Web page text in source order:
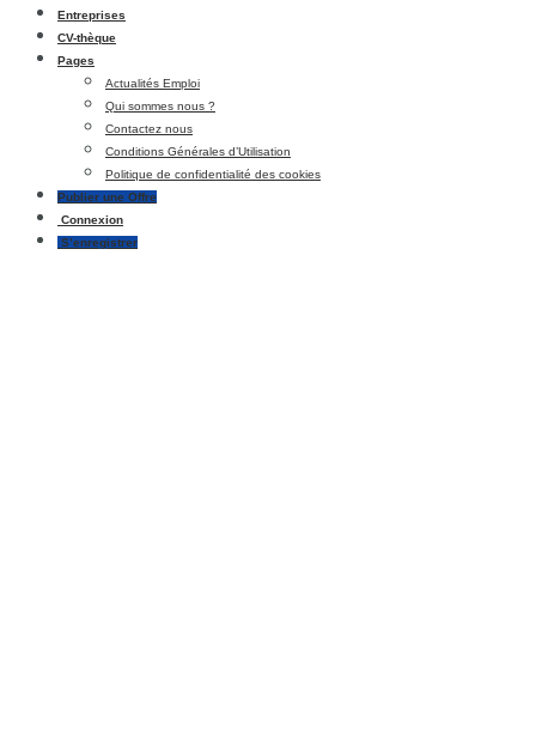
Entreprises
CV-thèque
Pages
Actualités Emploi
Qui sommes nous ?
Contactez nous
Conditions Générales d’Utilisation
Politique de confidentialité des cookies
Publier une Offre
Connexion
S’enregistrer